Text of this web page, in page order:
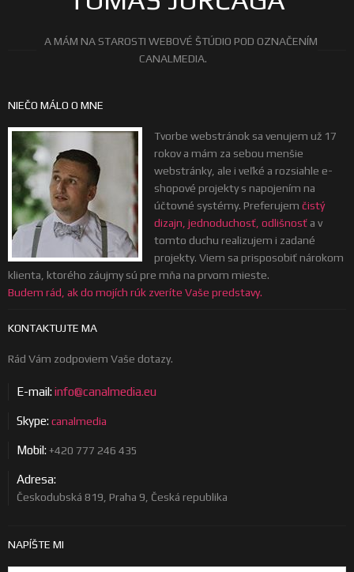
A MÁM NA STAROSTI WEBOVÉ ŠTÚDIO POD OZNAČENÍM
CANALMEDIA.
NIEČO MÁLO O MNE
Tvorbe webstránok sa venujem už 17
rokov a mám za sebou menšie
webstránky, ale i veľké a rozsiahle e-
shopové projekty s napojením na
účtovné systémy. Preferujem čistý
dizajn, jednoduchosť, odlišnosť a v
tomto duchu realizujem i zadané
projekty. Viem sa prisposobiť nárokom
klienta, ktorého záujmy sú pre mňa na prvom mieste.
Budem rád, ak do mojích rúk zveríte Vaše predstavy.
KONTAKTUJTE MA
Rád Vám zodpoviem Vaše dotazy.
E-mail:info@canalmedia.eu
Skype:canalmedia
Mobil:+420 777 246 435
Adresa:
Českodubská 819, Praha 9, Česká republika
NAPÍŠTE MI